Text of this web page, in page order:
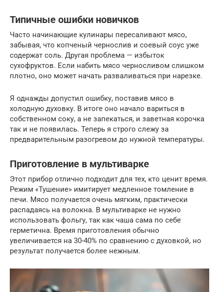
Типичные ошибки новичков
Часто начинающие кулинары пересаливают мясо,
забывая, что копченый чернослив и соевый соус уже
содержат соль. Другая проблема — избыток
сухофруктов. Если набить мясо черносливом слишком
плотно, оно может начать разваливаться при нарезке.
Я однажды допустил ошибку, поставив мясо в
холодную духовку. В итоге оно начало вариться в
собственном соку, а не запекаться, и заветная корочка
так и не появилась. Теперь я строго слежу за
предварительным разогревом до нужной температуры.
Приготовление в мультиварке
Этот прибор отлично подходит для тех, кто ценит время.
Режим «Тушение» имитирует медленное томление в
печи. Мясо получается очень мягким, практически
распадаясь на волокна. В мультиварке не нужно
использовать фольгу, так как чаша сама по себе
герметична. Время приготовления обычно
увеличивается на 30-40% по сравнению с духовкой, но
результат получается более нежным.